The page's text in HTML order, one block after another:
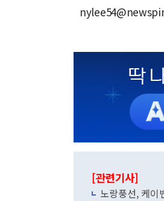
[관련기사]
노랑풍선, 케이